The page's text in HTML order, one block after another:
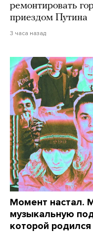
ремонтировать
приездом Путина
3 часа назад
Момент настал.
музыкальную
которой